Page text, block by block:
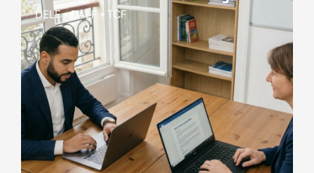
DELF • DALF • TCF